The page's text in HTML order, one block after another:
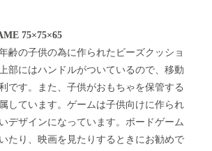
75×75×65
齢の子供の為に作られたビーズクッショ
部にはハンドルがついているので、移動
です。また、子供がおもちゃを保管する
しています。ゲームは子供向けに作られ
デザインになっています。ボードゲーム
たり、映画を見たりするときにお勧めで